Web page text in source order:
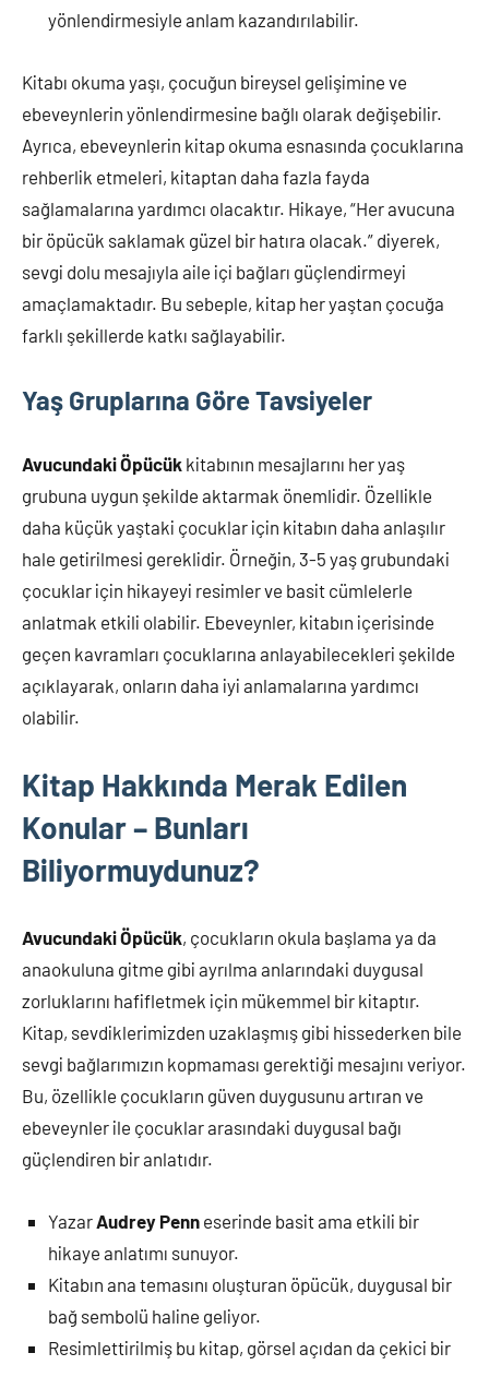
yönlendirmesiyle anlam kazandırılabilir.
Kitabı okuma yaşı, çocuğun bireysel gelişimine ve
ebeveynlerin yönlendirmesine bağlı olarak değişebilir.
Ayrıca, ebeveynlerin kitap okuma esnasında çocuklarına
rehberlik etmeleri, kitaptan daha fazla fayda
sağlamalarına yardımcı olacaktır. Hikaye, “Her avucuna
bir öpücük saklamak güzel bir hatıra olacak.” diyerek,
sevgi dolu mesajıyla aile içi bağları güçlendirmeyi
amaçlamaktadır. Bu sebeple, kitap her yaştan çocuğa
farklı şekillerde katkı sağlayabilir.
Yaş Gruplarına Göre Tavsiyeler
Avucundaki Öpücük kitabının mesajlarını her yaş
grubuna uygun şekilde aktarmak önemlidir. Özellikle
daha küçük yaştaki çocuklar için kitabın daha anlaşılır
hale getirilmesi gereklidir. Örneğin, 3-5 yaş grubundaki
çocuklar için hikayeyi resimler ve basit cümlelerle
anlatmak etkili olabilir. Ebeveynler, kitabın içerisinde
geçen kavramları çocuklarına anlayabilecekleri şekilde
açıklayarak, onların daha iyi anlamalarına yardımcı
olabilir.
Kitap Hakkında Merak Edilen
Konular – Bunları
Biliyormuydunuz?
Avucundaki Öpücük, çocukların okula başlama ya da
anaokuluna gitme gibi ayrılma anlarındaki duygusal
zorluklarını hafifletmek için mükemmel bir kitaptır.
Kitap, sevdiklerimizden uzaklaşmış gibi hissederken bile
sevgi bağlarımızın kopmaması gerektiği mesajını veriyor.
Bu, özellikle çocukların güven duygusunu artıran ve
ebeveynler ile çocuklar arasındaki duygusal bağı
güçlendiren bir anlatıdır.
YazarAudrey Penn eserinde basit ama etkili bir
hikaye anlatımı sunuyor.
Kitabın ana temasını oluşturan öpücük, duygusal bir
bağ sembolü haline geliyor.
Resimlettirilmiş bu kitap, görsel açıdan da çekici bir